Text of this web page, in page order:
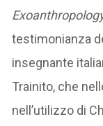
testimonianza
insegnante
Trainito, che
nell’utilizzo di